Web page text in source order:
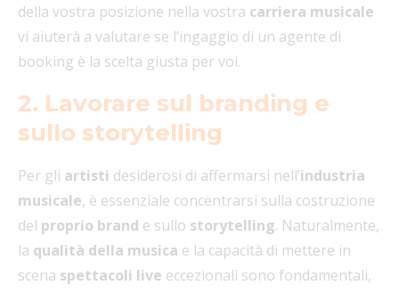
della vostra posizione nella vostra carriera musicale
vi aiuterà a valutare se l’ingaggio di un agente di
booking è la scelta giusta per voi.
2. Lavorare sul branding e
sullo storytelling
Per gli artisti desiderosi di affermarsi nell’industria
musicale, è essenziale concentrarsi sulla costruzione
del proprio brand e sullo storytelling. Naturalmente,
la qualità della musica e la capacità di mettere in
scena spettacoli live eccezionali sono fondamentali,